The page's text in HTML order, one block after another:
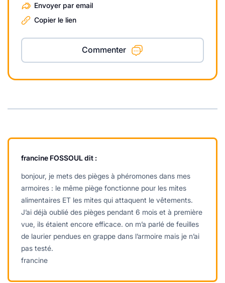
Envoyer par email
Copier le lien
Commenter
francine FOSSOULdit :
bonjour, je mets des pièges à phéromones dans mes
armoires : le même piège fonctionne pour les mites
alimentaires ET les mites qui attaquent le vêtements.
J’ai déjà oublié des pièges pendant 6 mois et à première
vue, ils étaient encore efficace. on m’a parlé de feuilles
de laurier pendues en grappe dans l’armoire mais je n’ai
pas testé.
francine